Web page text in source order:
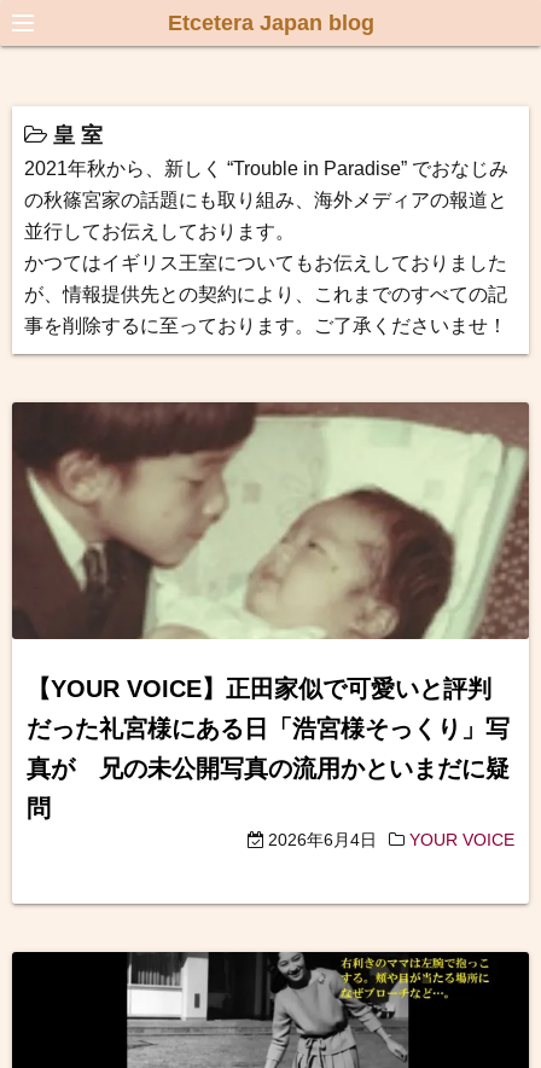
Etcetera Japan blog
皇 室
2021年秋から、新しく “Trouble in Paradise” でおなじみ
の秋篠宮家の話題にも取り組み、海外メディアの報道と
並行してお伝えしております。
かつてはイギリス王室についてもお伝えしておりました
が、情報提供先との契約により、これまでのすべての記
事を削除するに至っております。ご了承くださいませ！
【YOUR VOICE】正田家似で可愛いと評判
だった礼宮様にある日「浩宮様そっくり」写
真が 兄の未公開写真の流用かといまだに疑
問
2026年6月4日 YOUR VOICE